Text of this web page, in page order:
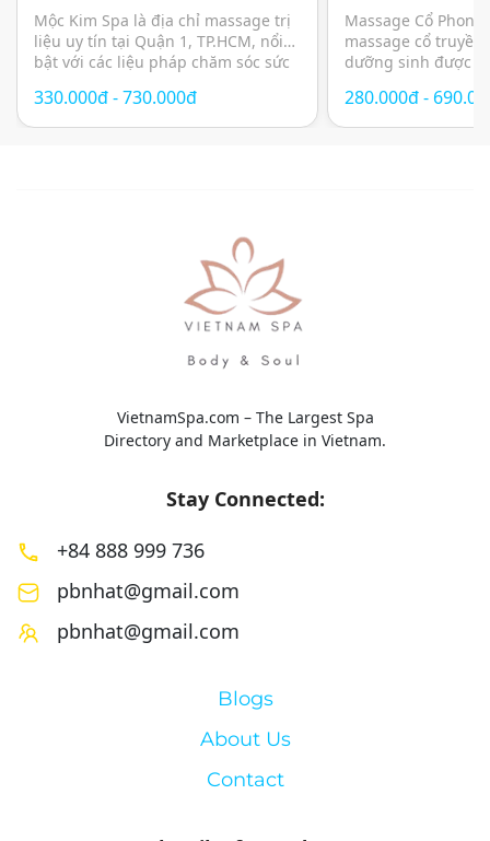
sâu và thư giãn chuẩn
Nhật
Mộc Kim Spa là địa chỉ massage trị
liệu uy tín tại Quận 1, TP.HCM, nổi
bật với các liệu pháp chăm sóc sức
hiện đại, thảo dược thiên nhiên và
không gian thư giãn mang cảm
330.000đ - 730.000đ
đầu dưỡng
Massage Cổ
massage cổ truyền
dưỡng sinh được
yên tĩnh, thư giãn
pháp chăm sóc
280.000đ -
VietnamSpa.com – The Largest Spa
Directory and Marketplace in Vietnam.
Stay Connected:
+84 888 999 736
pbnhat@gmail.com
pbnhat@gmail.com
Blogs
About Us
Contact